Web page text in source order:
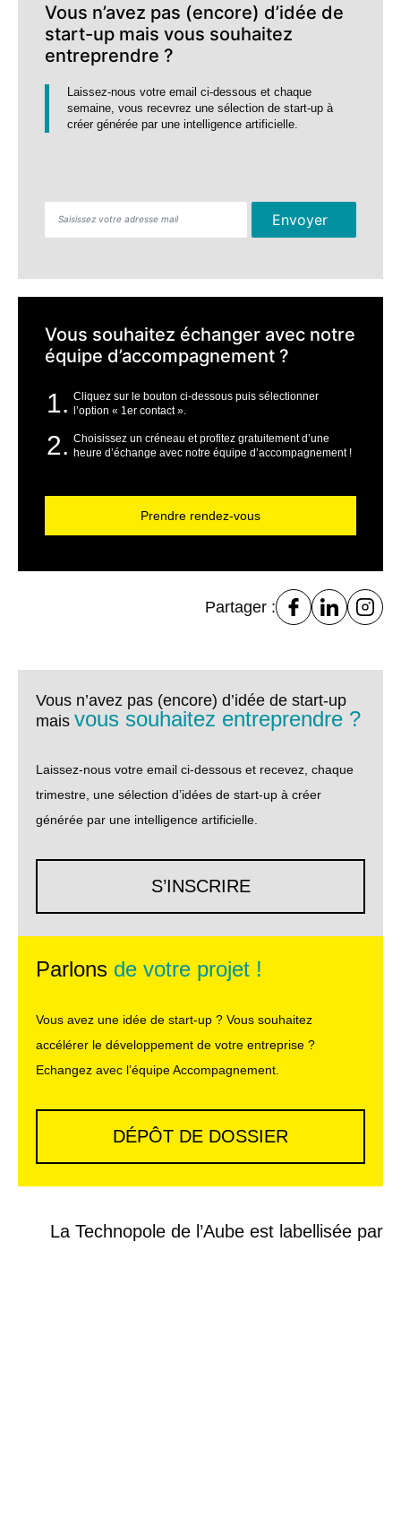
Vous n’avez pas (encore) d’idée de
start-up mais vous souhaitez
entreprendre ?
Laissez-nous votre email ci-dessous et chaque
semaine, vous recevrez une sélection de start-up à
créer générée par une intelligence artificielle.
Envoyer
Vous souhaitez échanger avec notre
équipe d’accompagnement ?
Cliquez sur le bouton ci-dessous puis sélectionner
l’option « 1er contact ».
Choisissez un créneau et profitez gratuitement d’une
heure d’échange avec notre équipe d’accompagnement !
Prendre rendez-vous
Partager :
Vous n’avez pas (encore) d’idée de start-up
mais vous souhaitez entreprendre ?
Laissez-nous votre email ci-dessous et recevez, chaque
trimestre, une sélection d’idées de start-up à créer
générée par une intelligence artificielle.
S’INSCRIRE
Parlons de votre projet !
Vous avez une idée de start-up ? Vous souhaitez
accélérer le développement de votre entreprise ?
Echangez avec l’équipe Accompagnement.
DÉPÔT DE DOSSIER
La Technopole de l’Aube est labellisée par